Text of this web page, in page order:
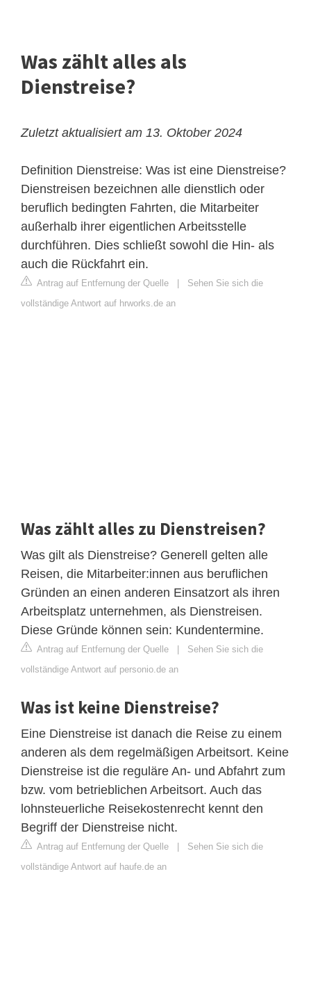
Was zählt alles als
Dienstreise?
Zuletzt aktualisiert am 13. Oktober 2024
Definition Dienstreise: Was ist eine Dienstreise?
Dienstreisen bezeichnen alle dienstlich oder
beruflich bedingten Fahrten, die Mitarbeiter
außerhalb ihrer eigentlichen Arbeitsstelle
durchführen. Dies schließt sowohl die Hin- als
auch die Rückfahrt ein.
Antrag auf Entfernung der Quelle
Sehen Sie sich die
vollständige Antwort auf hrworks.de an
Was zählt alles zu Dienstreisen?
Was gilt als Dienstreise? Generell gelten alle
Reisen, die Mitarbeiter:innen aus beruflichen
Gründen an einen anderen Einsatzort als ihren
Arbeitsplatz unternehmen, als Dienstreisen.
Diese Gründe können sein: Kundentermine.
Antrag auf Entfernung der Quelle
Sehen Sie sich die
vollständige Antwort auf personio.de an
Was ist keine Dienstreise?
Eine Dienstreise ist danach die Reise zu einem
anderen als dem regelmäßigen Arbeitsort. Keine
Dienstreise ist die reguläre An- und Abfahrt zum
bzw. vom betrieblichen Arbeitsort. Auch das
lohnsteuerliche Reisekostenrecht kennt den
Begriff der Dienstreise nicht.
Antrag auf Entfernung der Quelle
Sehen Sie sich die
vollständige Antwort auf haufe.de an